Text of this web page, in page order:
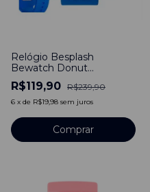
Relógio Besplash
Bewatch Donut
Simpsons
R$119,90 R$239,90
6 x de R$19,98 sem juros